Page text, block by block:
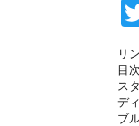
リ
目
ス
デ
ブ